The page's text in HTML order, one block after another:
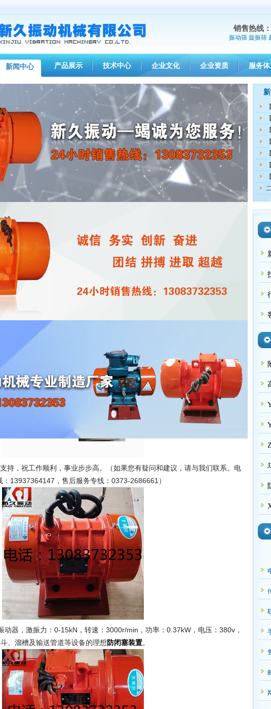
销售热线：
振动筛 旋振筛
新闻中心 产品展示 技术中心 企业文化 企业资质 服务
>新久动态
振动器LZF-8型等(82台)已发，请季经理查收
作者： xjzdjx 发表于： 点击：199 次
-8型仓壁振动器、40台HBW-10-2型仓壁振动器、2台HMFE-12型仓壁振动
往如皋市。运费、送货费、保价费以及其它费用已付清。预计四日左右到
使用前请详细阅读振动器及
，祝工作顺利，事业步步高。（如果您有疑问和建议，请与我们联系。电
13937364147，售后服务专线：0373-2686661）
器，激振力：0-15kN，转速：3000r/min，功率：0.37kW，电压：380v，
、溜槽及输送管道等设备的理想 防闭塞装置。